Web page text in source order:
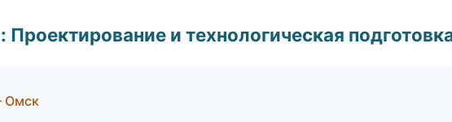
и технологическая
Омск